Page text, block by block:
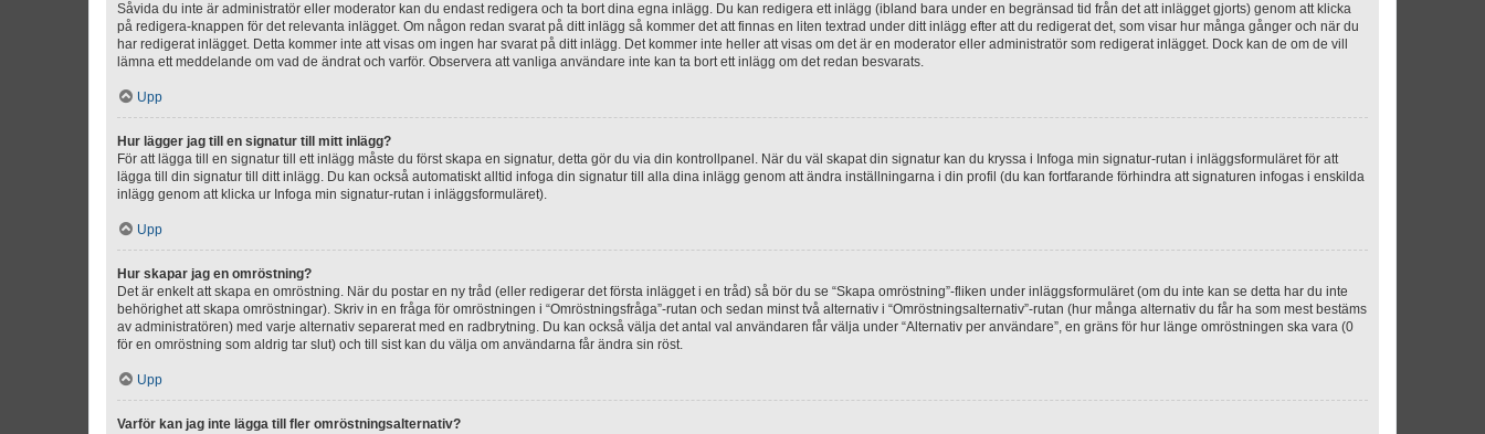
Såvida du inte är administratör eller moderator kan du endast redigera och ta bort dina egna inlägg. Du kan redigera ett inlägg (ibland bara under en begränsad tid från det att inlägget gjorts) genom att klicka
på redigera-knappen för det relevanta inlägget. Om någon redan svarat på ditt inlägg så kommer det att finnas en liten textrad under ditt inlägg efter att du redigerat det, som visar hur många gånger och när du
har redigerat inlägget. Detta kommer inte att visas om ingen har svarat på ditt inlägg. Det kommer inte heller att visas om det är en moderator eller administratör som redigerat inlägget. Dock kan de om de vill
lämna ett meddelande om vad de ändrat och varför. Observera att vanliga användare inte kan ta bort ett inlägg om det redan besvarats.
Upp
Hur lägger jag till en signatur till mitt inlägg?
För att lägga till en signatur till ett inlägg måste du först skapa en signatur, detta gör du via din kontrollpanel. När du väl skapat din signatur kan du kryssa i Infoga min signatur-rutan i inläggsformuläret för att
lägga till din signatur till ditt inlägg. Du kan också automatiskt alltid infoga din signatur till alla dina inlägg genom att ändra inställningarna i din profil (du kan fortfarande förhindra att signaturen infogas i enskilda
inlägg genom att klicka ur Infoga min signatur-rutan i inläggsformuläret).
Upp
Hur skapar jag en omröstning?
Det är enkelt att skapa en omröstning. När du postar en ny tråd (eller redigerar det första inlägget i en tråd) så bör du se “Skapa omröstning”-fliken under inläggsformuläret (om du inte kan se detta har du inte
behörighet att skapa omröstningar). Skriv in en fråga för omröstningen i “Omröstningsfråga”-rutan och sedan minst två alternativ i “Omröstningsalternativ”-rutan (hur många alternativ du får ha som mest bestäms
av administratören) med varje alternativ separerat med en radbrytning. Du kan också välja det antal val användaren får välja under “Alternativ per användare”, en gräns för hur länge omröstningen ska vara (0
för en omröstning som aldrig tar slut) och till sist kan du välja om användarna får ändra sin röst.
Upp
Varför kan jag inte lägga till fler omröstningsalternativ?